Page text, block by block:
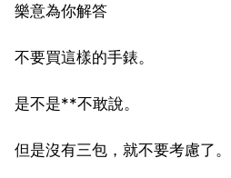
樂意為你解答
不要買這樣的手錶。
是不是**不敢說。
但是沒有三包，就不要考慮了。